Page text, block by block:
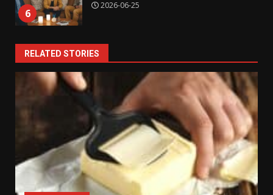
6
2026-06-25
RELATED STORIES